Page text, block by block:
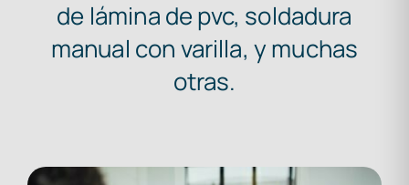
de lámina de pvc, soldadura
manual con varilla, y muchas
otras.